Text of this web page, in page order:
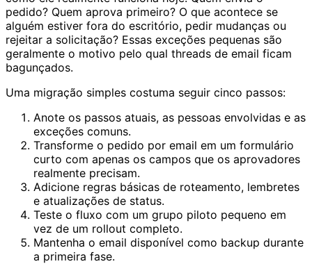
pedido? Quem aprova primeiro? O que acontece se
alguém estiver fora do escritório, pedir mudanças ou
rejeitar a solicitação? Essas exceções pequenas são
geralmente o motivo pelo qual threads de email ficam
bagunçados.
Uma migração simples costuma seguir cinco passos:
Anote os passos atuais, as pessoas envolvidas e as
exceções comuns.
Transforme o pedido por email em um formulário
curto com apenas os campos que os aprovadores
realmente precisam.
Adicione regras básicas de roteamento, lembretes
e atualizações de status.
Teste o fluxo com um grupo piloto pequeno em
vez de um rollout completo.
Mantenha o email disponível como backup durante
a primeira fase.